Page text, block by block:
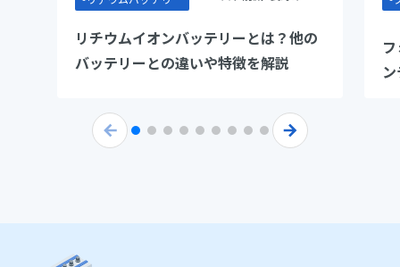
リチウムイオンバッテリーとは？他の
バッテリーとの違いや特徴を解説